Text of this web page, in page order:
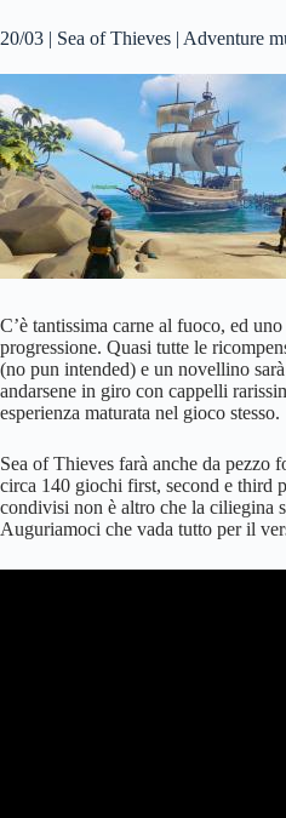
20/03 | Sea of Thieves | Adventure
C’è tantissima carne al fuoco, ed
progressione. Quasi tutte le
(no pun intended) e un novellino
andarsene in giro con cappelli
esperienza maturata nel gioco stesso.
Sea of Thieves farà anche da pezzo
circa 140 giochi first, second e third
condivisi non è altro che la ciliegina
Auguriamoci che vada tutto per il